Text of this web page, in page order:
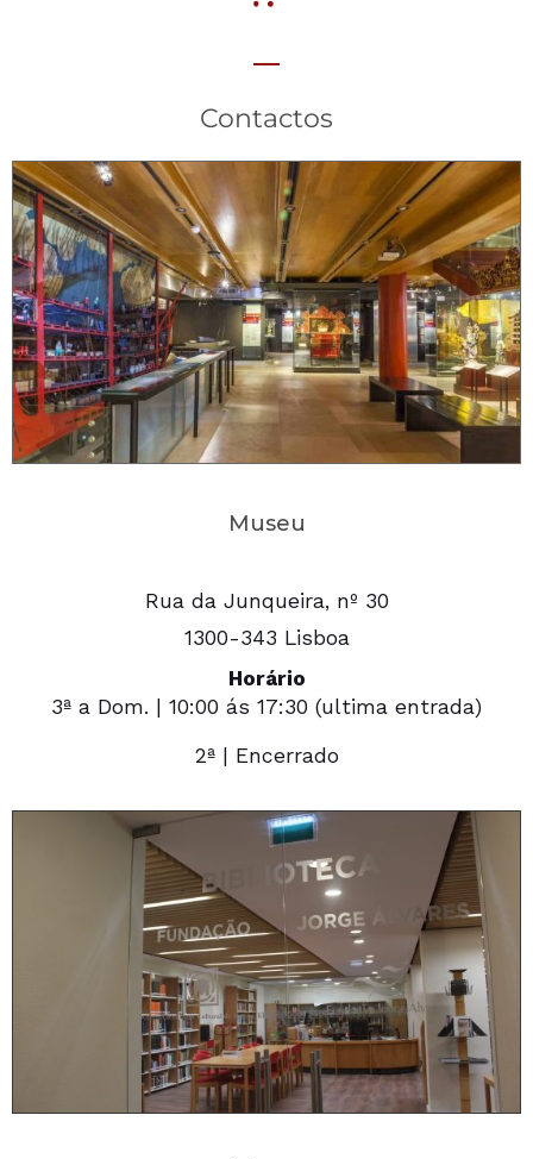
Contactos
Museu
Rua da Junqueira, nº 30
1300-343 Lisboa
Horário
3ª a Dom. | 10:00 ás 17:30 (ultima entrada)
2ª | Encerrado